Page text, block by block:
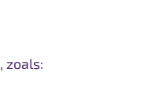
zoals: